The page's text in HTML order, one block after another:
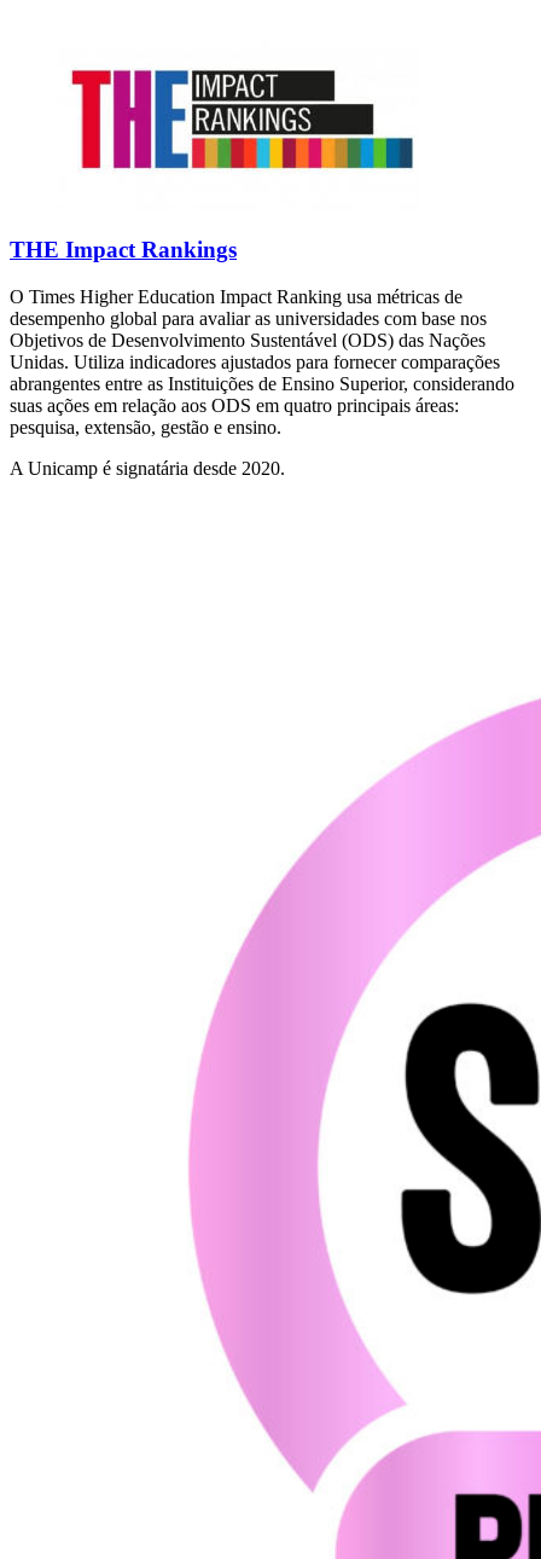
THE Impact Rankings
O Times Higher Education Impact Ranking usa métricas de
desempenho global para avaliar as universidades com base nos
Objetivos de Desenvolvimento Sustentável (ODS) das Nações
Unidas. Utiliza indicadores ajustados para fornecer comparações
abrangentes entre as Instituições de Ensino Superior, considerando
suas ações em relação aos ODS em quatro principais áreas:
pesquisa, extensão, gestão e ensino.
A Unicamp é signatária desde 2020.